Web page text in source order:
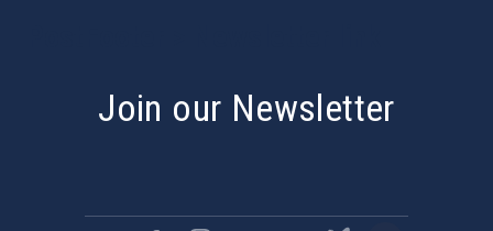
Join our Newsletter